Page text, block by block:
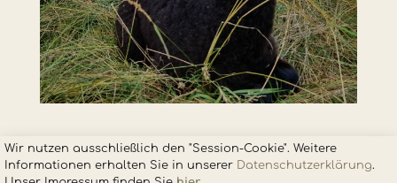
Wir nutzen ausschließlich den "Session-Cookie". Weitere
Informationen erhalten Sie in unserer Datenschutzerklärung.